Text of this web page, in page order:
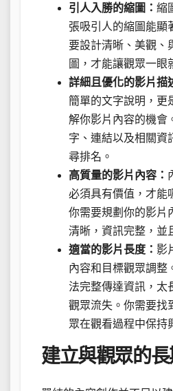
引人入勝的縮圖： 縮
張吸引人的縮圖能顯
要設計清晰、美觀、
圖，才能讓觀眾一眼
詳細且優化的影片描
簡單的文字說明，更
解你影片內容的機會
字、連結以及相關資
尋排名。
高質量的影片內容：
必須具有價值，才能
你需要規劃你的影片
清晰，資訊完整，並
適當的影片長度： 影
內容和目標觀眾調整
法完整傳達資訊，太
觀眾流失。你需要找
眾在觀看過程中保持
建立與觀眾的